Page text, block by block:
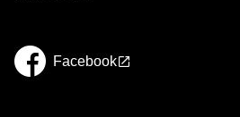
Facebook